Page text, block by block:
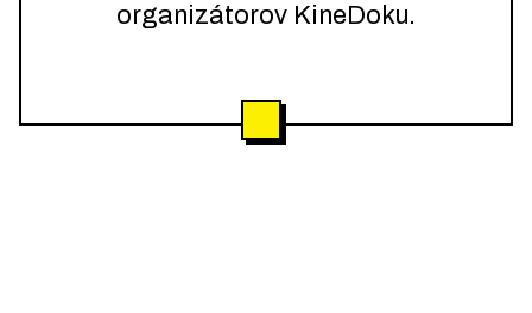
organizátorov KineDoku.